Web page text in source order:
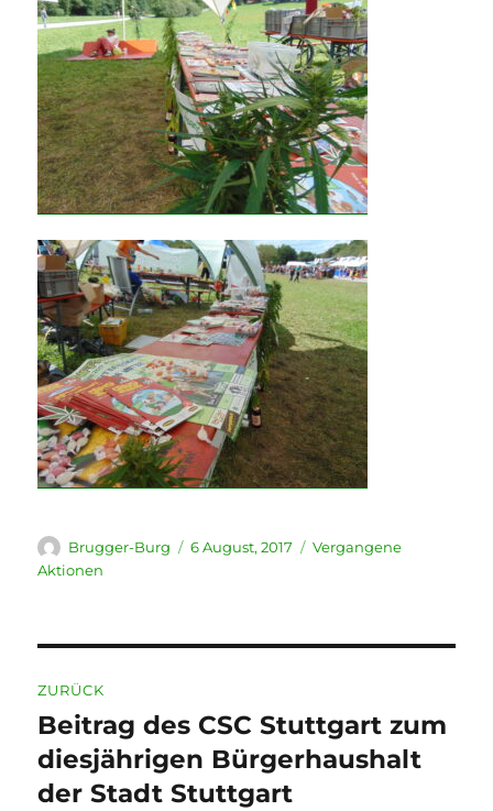
Autor
Brugger-Burg
Veröffentlicht
6 August, 2017 Kategorien
Vergangene
Aktionen
ZURÜCK
Vorheriger
Beitrag:
Beitrag des CSC Stuttgart zum
diesjährigen Bürgerhaushalt
der Stadt Stuttgart